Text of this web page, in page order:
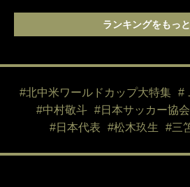
ランキングをもっ
#北中米ワールドカップ大特集 #
#中村敬斗
#日本サッカー協会
#日本代表
#松木玖生 #三